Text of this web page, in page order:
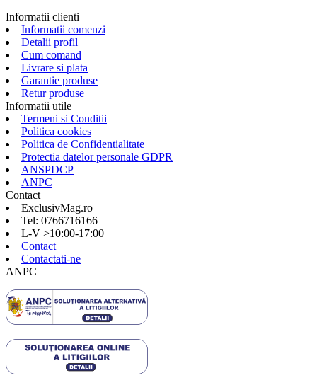
Informatii clienti
Informatii comenzi
Detalii profil
Cum comand
Livrare si plata
Garantie produse
Retur produse
Informatii utile
Termeni si Conditii
Politica cookies
Politica de Confidentialitate
Protectia datelor personale GDPR
ANSPDCP
ANPC
Contact
ExclusivMag.ro
Tel: 0766716166
L-V >10:00-17:00
Contact
Contactati-ne
ANPC